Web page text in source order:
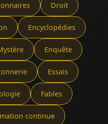
Droit
Encyclopédies
Enquête
Essais
Fables
continue